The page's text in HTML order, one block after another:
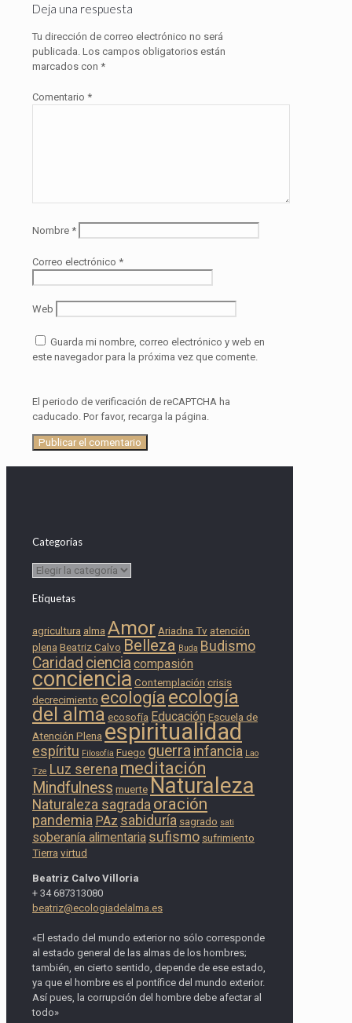
Deja una respuesta
Tu dirección de correo electrónico no será
publicada. Los campos obligatorios están
marcados con *
Comentario *
Nombre *
Correo electrónico *
Web
Guarda mi nombre, correo electrónico y web en
este navegador para la próxima vez que comente.
El periodo de verificación de reCAPTCHA ha
caducado. Por favor, recarga la página.
Categorías
Categorías
Etiquetas
agricultura alma Amor Ariadna Tv atención
plena Beatriz Calvo Belleza Buda Budismo
Caridad ciencia compasión
conciencia Contemplación crisis
decrecimiento ecología ecología
del alma ecosofía Educación Escuela de
Atención Plena espiritualidad
espíritu Filosofía Fuego guerra infancia Lao
Tze Luz serena meditación
Mindfulness muerte Naturaleza
Naturaleza sagrada oración
pandemia PAz sabiduría sagrado sati
soberanía alimentaria sufismo sufrimiento
Tierra virtud
Beatriz Calvo Villoria
+ 34 687313080
beatriz@ecologiadelalma.es
«El estado del mundo exterior no sólo corresponde
al estado general de las almas de los hombres;
también, en cierto sentido, depende de ese estado,
ya que el hombre es el pontífice del mundo exterior.
Así pues, la corrupción del hombre debe afectar al
todo»